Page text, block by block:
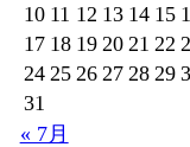
10 11 12 13 14 15
17 18 19 20 21 22
24 25 26 27 28 29
31
« 7月